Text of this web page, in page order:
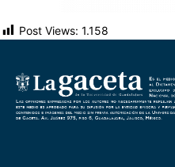
Post Views: 1.158